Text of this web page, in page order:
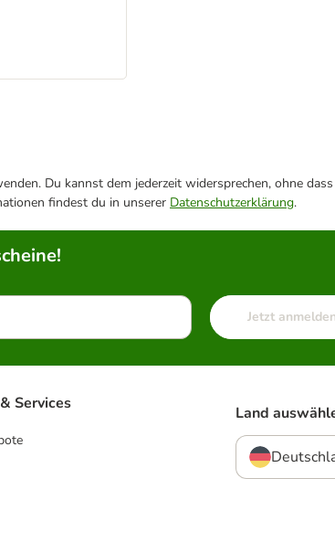
Du kannst dem jederzeit widersprechen, ohne
findest du in unserer Datenschutzerklärung.
Jetzt anmelden
Services Land